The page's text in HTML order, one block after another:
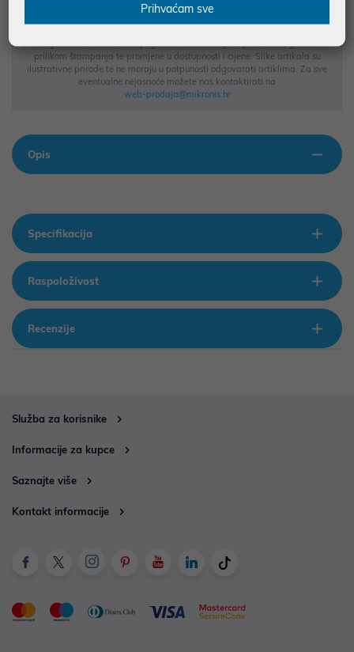
odgovara za eventualne pogreške nastale u opisu proizvoda, greške
prilikom štampanja te promjene u dostupnosti i cijene. Slike artikala su
ilustrativne prirode te ne moraju u potpunosti odgovarati artiklima. Za sve
eventualne nejasnoće možete nas kontaktirati na
web-prodaja@mikronis.hr
Opis
Specifikacija
Raspoloživost
Recenzije
Služba za korisnike
Informacije za kupce
Saznajte više
Kontakt informacije
Prihvaćam sve